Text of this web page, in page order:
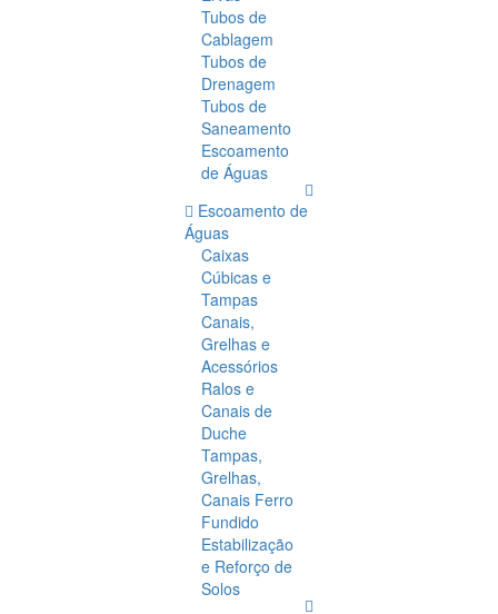
Tubos de
Cablagem
Tubos de
Drenagem
Tubos de
Saneamento
Escoamento
de Águas
Escoamento de
Águas
Caixas
Cúbicas e
Tampas
Canais,
Grelhas e
Acessórios
Ralos e
Canais de
Duche
Tampas,
Grelhas,
Canais Ferro
Fundido
Estabilização
e Reforço de
Solos